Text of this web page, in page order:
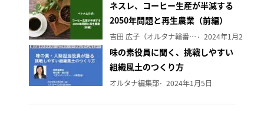
ネスレ、コーヒー生産が半減する
2050年問題と再生農業（前編）
吉田 広子（オルタナ輪番編集長） 2024年1月29日
味の素役員に聞く、挑戦しやすい
組織風土のつくり方
オルタナ編集部 2024年1月5日